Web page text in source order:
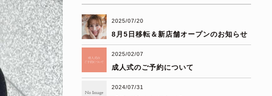
2025/07/20
8月5日移転＆新店舗オープンのお知らせ
2025/02/07
成人式のご予約について
2024/07/31